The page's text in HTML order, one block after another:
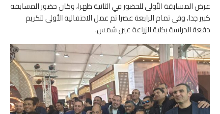
عرض المسابقة الأولى للحضور في الثانية ظهرا، وكان حضور المسابقة
كبير جدا، وفى تمام الرابعة عصرا تم عمل الاحتفالية الأولى لتكريم
دفعة الدراسة بكلية الزراعة عين شمس.